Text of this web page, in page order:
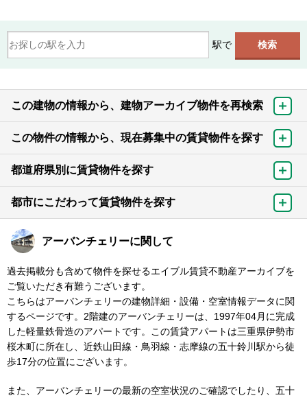
駅で
この建物の情報から、建物アーカイブ物件を再検索
この物件の情報から、現在募集中の賃貸物件を探す
都道府県別に賃貸物件を探す
都市にこだわって賃貸物件を探す
アーバンチェリーに関して
過去掲載分も含めて物件を探せるエイブル賃貸不動産アーカイブを
ご覧いただき有難うございます。
こちらはアーバンチェリーの建物詳細・設備・空室情報データに関
するページです。2階建のアーバンチェリーは、1997年04月に完成
した軽量鉄骨造のアパートです。この賃貸アパートは三重県伊勢市
桜木町に所在し、近鉄山田線・鳥羽線・志摩線の五十鈴川駅から徒
歩17分の位置にございます。
また、アーバンチェリーの最新の空室状況のご確認でしたり、五十